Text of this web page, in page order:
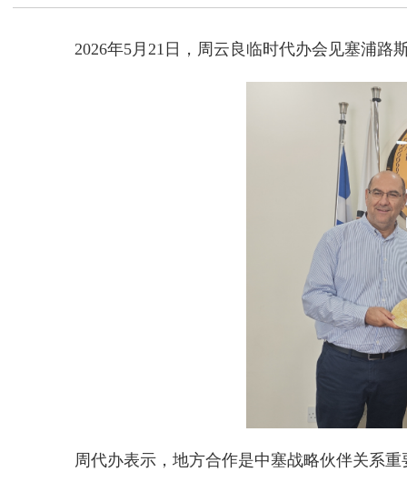
2026年5月21日，周云良临时代办会见塞浦路
周代办表示，地方合作是中塞战略伙伴关系